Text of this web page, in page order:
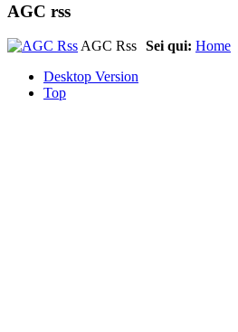
AGC rss
AGC Rss Sei qui: Home
Desktop Version
Top